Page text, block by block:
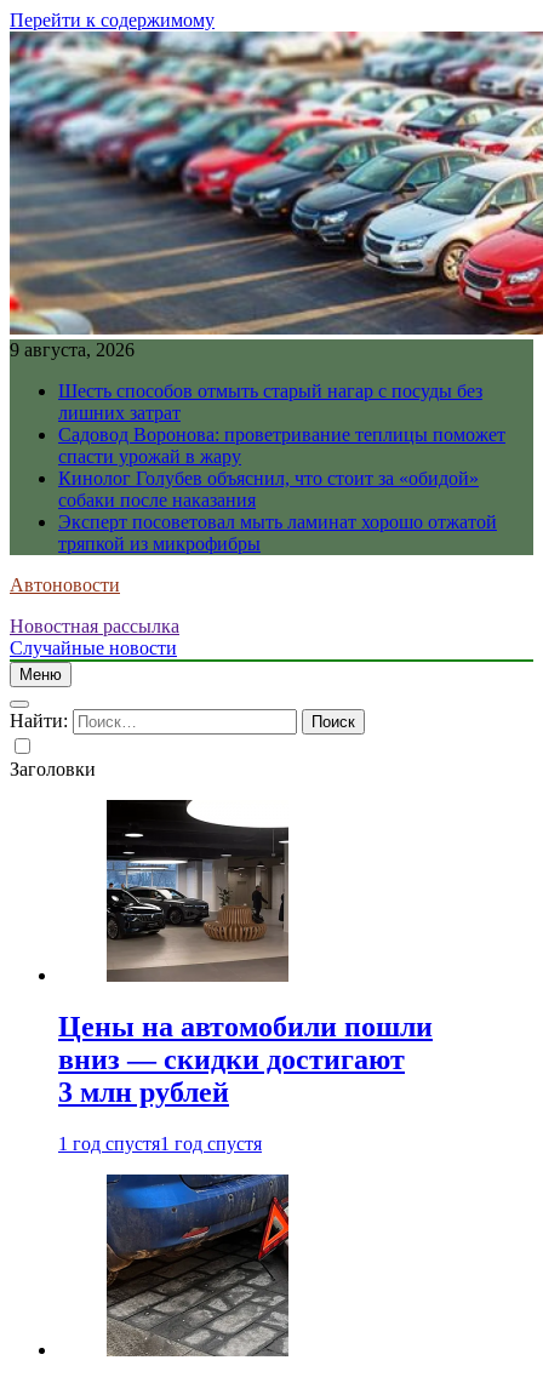
Перейти к содержимому
9 августа, 2026
Шесть способов отмыть старый нагар с посуды без
лишних затрат
Садовод Воронова: проветривание теплицы поможет
спасти урожай в жару
Кинолог Голубев объяснил, что стоит за «обидой»
собаки после наказания
Эксперт посоветовал мыть ламинат хорошо отжатой
тряпкой из микрофибры
Автоновости
Новостная рассылка
Случайные новости
Меню
Найти:
Заголовки
Цены на автомобили пошли
вниз — скидки достигают
3 млн рублей
1 год спустя1 год спустя